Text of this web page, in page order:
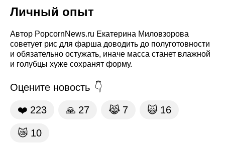
Личный опыт
Автор PopcornNews.ru Екатерина Миловзорова
советует рис для фарша доводить до полуготовности
и обязательно остужать, иначе масса станет влажной
и голубцы хуже сохранят форму.
Оцените новость
❤️ 223 🙏 27 😹 7 🙀 16
😿 10